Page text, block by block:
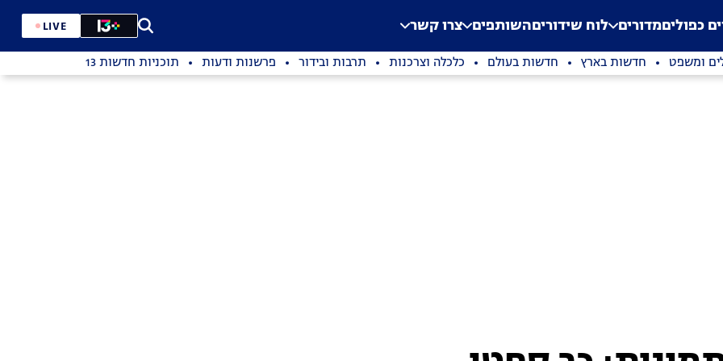
Application error: a
. כפוליםמדורים לוח שידוריםהשותפים צרו קשר LIVE
ומשפט חדשות בארץ חדשות בעולם כלכלה וצרכנות תרבות ובידור פרשנות ודעות תוכניות חדשות 13